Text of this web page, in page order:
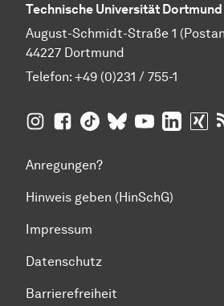
Technische Universität Dortmund
August-Schmidt-Straße 1
44227 Dortmund
Telefon: +49 (0)231 / 755-1
TU Dortmund aufInsta­gram
TU Dortmund auf
TU Dortmund auf
TU Dortmund
TU TU
Anregungen?
Hinweis geben (HinSchG)
Impressum
Datenschutz
Barrierefreiheit